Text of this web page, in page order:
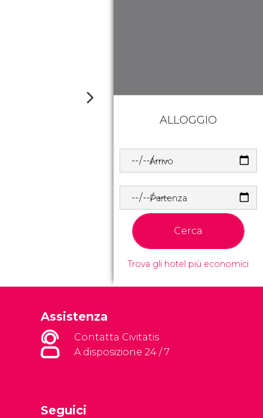
ALLOGGIO
Arrivo
Partenza
Cerca
Trova gli hotel più economici
Assistenza
Contatta Civitatis
A disposizione 24 / 7
Seguici